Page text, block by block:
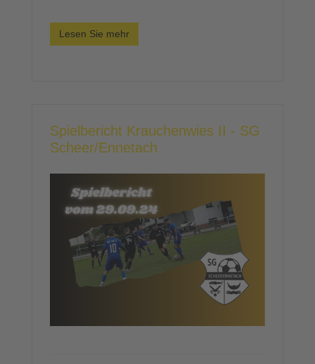
Lesen Sie mehr
Spielbericht Krauchenwies II - SG
Scheer/Ennetach